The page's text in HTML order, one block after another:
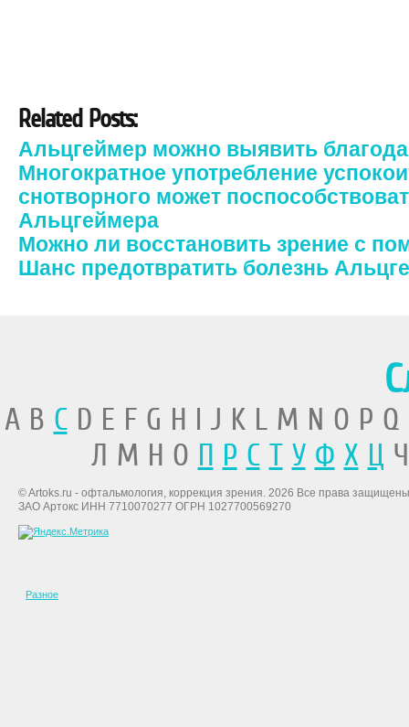
Related Posts:
Альцгеймер можно выявить
Многократное употребление
снотворного может
Альцгеймера
Можно ли восстановить зрение с
Шанс предотвратить болезнь
A B CD E F G H I J K L M N O P
Л М Н О П Р С Т У Ф Х Ц
© Artoks.ru - офтальмология, коррекция зрения. 2026 Все права
ЗАО Артокс ИНН 7710070277 ОГРН 1027700569270
Разное